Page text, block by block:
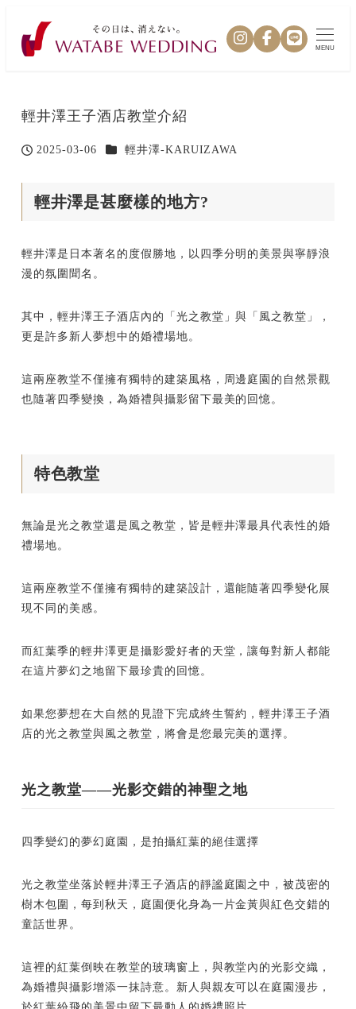
MENU
輕井澤王子酒店教堂介紹
投稿日
2025-03-06 カテゴリー
輕井澤-KARUIZAWA
輕井澤是甚麼樣的地方?
輕井澤是日本著名的度假勝地，以四季分明的美景與寧靜浪
漫的氛圍聞名。
其中，輕井澤王子酒店內的「光之教堂」與「風之教堂」，
更是許多新人夢想中的婚禮場地。
這兩座教堂不僅擁有獨特的建築風格，周邊庭園的自然景觀
也隨著四季變換，為婚禮與攝影留下最美的回憶。
特色教堂
無論是光之教堂還是風之教堂，皆是輕井澤最具代表性的婚
禮場地。
這兩座教堂不僅擁有獨特的建築設計，還能隨著四季變化展
現不同的美感。
而紅葉季的輕井澤更是攝影愛好者的天堂，讓每對新人都能
在這片夢幻之地留下最珍貴的回憶。
如果您夢想在大自然的見證下完成終生誓約，輕井澤王子酒
店的光之教堂與風之教堂，將會是您最完美的選擇。
光之教堂——光影交錯的神聖之地
四季變幻的夢幻庭園，是拍攝紅葉的絕佳選擇
光之教堂坐落於輕井澤王子酒店的靜謐庭園之中，被茂密的
樹木包圍，每到秋天，庭園便化身為一片金黃與紅色交錯的
童話世界。
這裡的紅葉倒映在教堂的玻璃窗上，與教堂內的光影交織，
為婚禮與攝影增添一抹詩意。新人與親友可以在庭園漫步，